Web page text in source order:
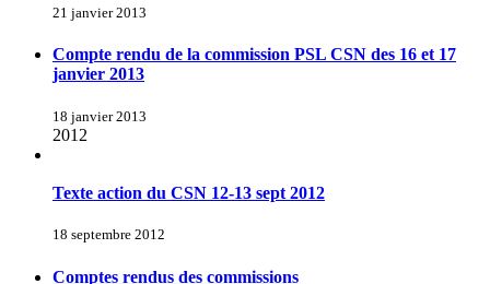
21 janvier 2013
Compte rendu de la commission PSL CSN des 16 et 17
janvier 2013
18 janvier 2013
2012
Texte action du CSN 12-13 sept 2012
18 septembre 2012
Comptes rendus des commissions